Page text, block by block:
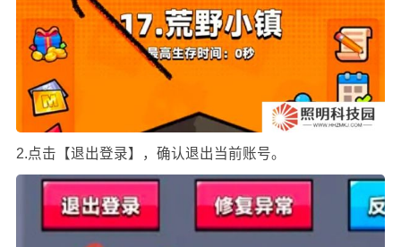
2.点击【退出登录】，确认退出当前账号。